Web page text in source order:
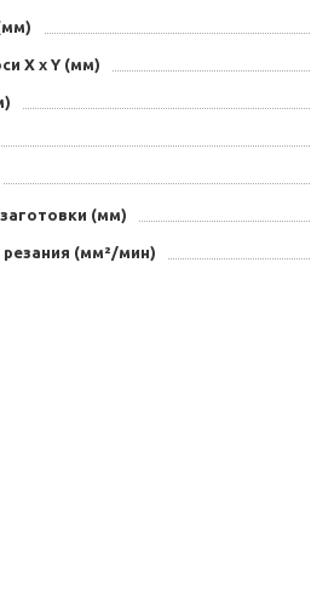
X х Y (мм)
(мм)
(мм²/мин)